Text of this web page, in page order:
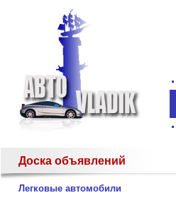
Доска объявлений
Легковые автомобили